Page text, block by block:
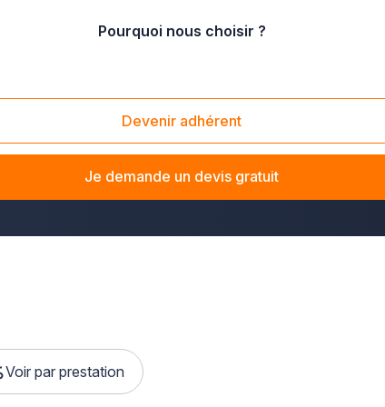
Pourquoi nous choisir ?
Devenir adhérent
Je demande un devis gratuit
ou de poêle en Haute-Savoie ? La solution
Bains, en passant par Annemasse et Cluses, ces
Voir par prestation